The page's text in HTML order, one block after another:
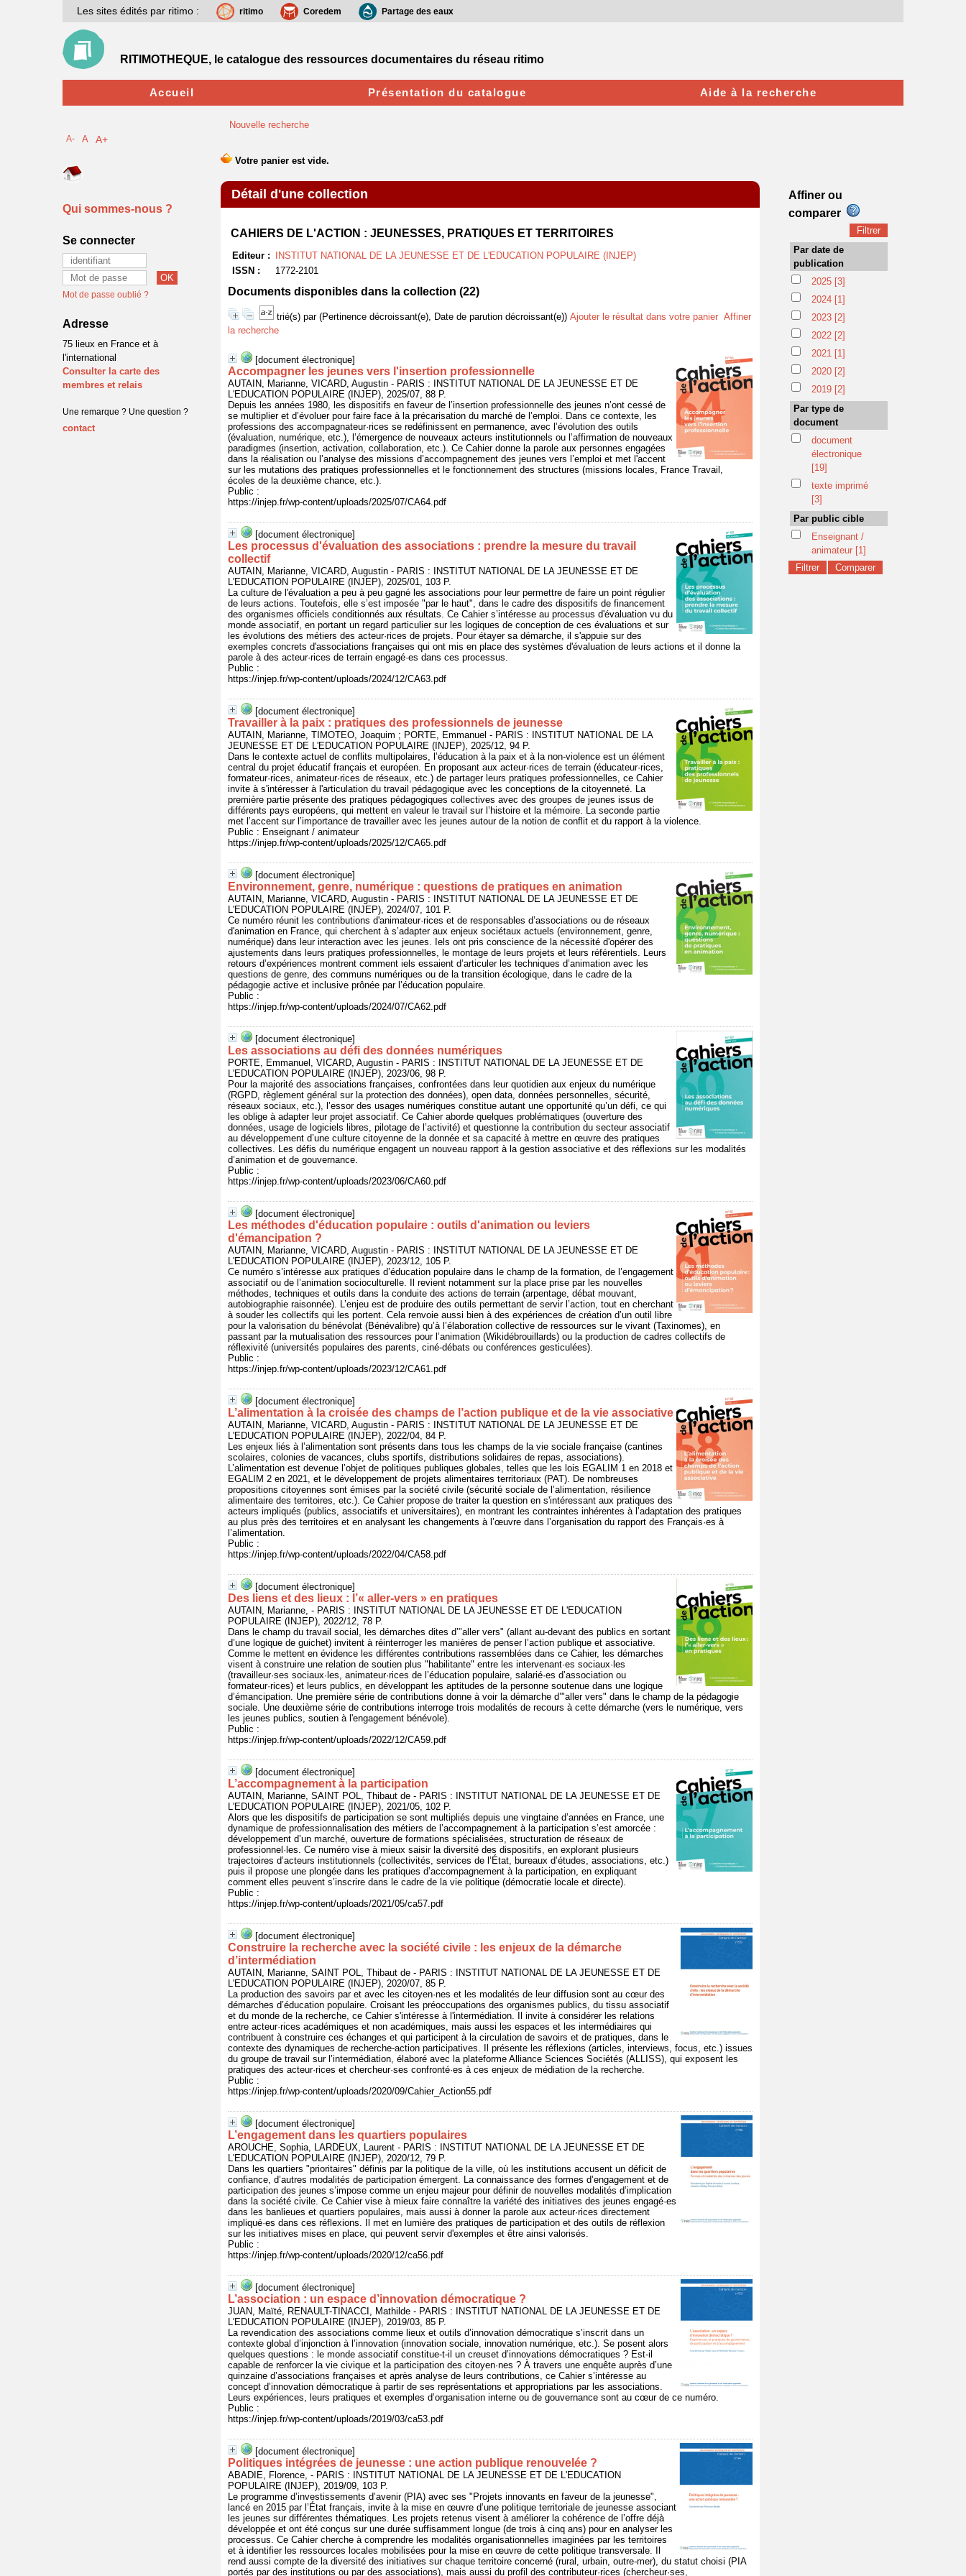
Nouvelle recherche
Détail d'une collection
CAHIERS DE L'ACTION : JEUNESSES, PRATIQUES ET TERRITOIRES
Editeur :
INSTITUT NATIONAL DE LA JEUNESSE ET DE L'EDUCATION POPULAIRE (INJEP)
ISSN :
1772-2101
Documents disponibles dans la collection (22)
trié(s) par (Pertinence décroissant(e), Date de parution décroissant(e)) Ajouter le résultat dans votre panier Affiner
la recherche
[document électronique]
Accompagner les jeunes vers l'insertion professionnelle
AUTAIN, Marianne, VICARD, Augustin - PARIS : INSTITUT NATIONAL DE LA JEUNESSE ET DE
L'EDUCATION POPULAIRE (INJEP), 2025/07, 88 P.
Depuis les années 1980, les dispositifs en faveur de l’insertion professionnelle des jeunes n’ont cessé de
se multiplier et d’évoluer pour faire face à la précarisation du marché de l’emploi. Dans ce contexte, les
professions des accompagnateur·rices se redéfinissent en permanence, avec l’évolution des outils
(évaluation, numérique, etc.), l’émergence de nouveaux acteurs institutionnels ou l’affirmation de nouveaux
paradigmes (insertion, activation, collaboration, etc.). Ce Cahier donne la parole aux personnes engagées
dans la réalisation ou l’analyse des missions d’accompagnement des jeunes vers l’emploi et met l'accent
sur les mutations des pratiques professionnelles et le fonctionnement des structures (missions locales, France Travail,
écoles de la deuxième chance, etc.).
Public :
https://injep.fr/wp-content/uploads/2025/07/CA64.pdf
[document électronique]
Les processus d'évaluation des associations : prendre la mesure du travail
collectif
AUTAIN, Marianne, VICARD, Augustin - PARIS : INSTITUT NATIONAL DE LA JEUNESSE ET DE
L'EDUCATION POPULAIRE (INJEP), 2025/01, 103 P.
La culture de l'évaluation a peu à peu gagné les associations pour leur permettre de faire un point régulier
de leurs actions. Toutefois, elle s’est imposée "par le haut", dans le cadre des dispositifs de financement
des organismes officiels conditionnés aux résultats. Ce Cahier s’intéresse au processus d'évaluation vu du
monde associatif, en portant un regard particulier sur les logiques de conception de ces évaluations et sur
les évolutions des métiers des acteur·rices de projets. Pour étayer sa démarche, il s'appuie sur des
exemples concrets d'associations françaises qui ont mis en place des systèmes d'évaluation de leurs actions et il donne la
parole à des acteur·rices de terrain engagé·es dans ces processus.
Public :
https://injep.fr/wp-content/uploads/2024/12/CA63.pdf
[document électronique]
Travailler à la paix : pratiques des professionnels de jeunesse
AUTAIN, Marianne, TIMOTEO, Joaquim ; PORTE, Emmanuel - PARIS : INSTITUT NATIONAL DE LA
JEUNESSE ET DE L'EDUCATION POPULAIRE (INJEP), 2025/12, 94 P.
Dans le contexte actuel de conflits multipolaires, l’éducation à la paix et à la non-violence est un élément
central du projet éducatif français et européen. En proposant aux acteur·rices de terrain (éducateur·rices,
formateur·rices, animateur·rices de réseaux, etc.) de partager leurs pratiques professionnelles, ce Cahier
invite à s'intéresser à l'articulation du travail pédagogique avec les conceptions de la citoyenneté. La
première partie présente des pratiques pédagogiques collectives avec des groupes de jeunes issus de
différents pays européens, qui mettent en valeur le travail sur l’histoire et la mémoire. La seconde partie
met l’accent sur l’importance de travailler avec les jeunes autour de la notion de conflit et du rapport à la violence.
Public : Enseignant / animateur
https://injep.fr/wp-content/uploads/2025/12/CA65.pdf
[document électronique]
Environnement, genre, numérique : questions de pratiques en animation
AUTAIN, Marianne, VICARD, Augustin - PARIS : INSTITUT NATIONAL DE LA JEUNESSE ET DE
L'EDUCATION POPULAIRE (INJEP), 2024/07, 101 P.
Ce numéro réunit les contributions d'animateur·rices et de responsables d’associations ou de réseaux
d'animation en France, qui cherchent à s’adapter aux enjeux sociétaux actuels (environnement, genre,
numérique) dans leur interaction avec les jeunes. Iels ont pris conscience de la nécessité d'opérer des
ajustements dans leurs pratiques professionnelles, le montage de leurs projets et leurs référentiels. Leurs
retours d’expériences montrent comment iels essaient d’articuler les techniques d’animation avec les
questions de genre, des communs numériques ou de la transition écologique, dans le cadre de la
pédagogie active et inclusive prônée par l’éducation populaire.
Public :
https://injep.fr/wp-content/uploads/2024/07/CA62.pdf
[document électronique]
Les associations au défi des données numériques
PORTE, Emmanuel, VICARD, Augustin - PARIS : INSTITUT NATIONAL DE LA JEUNESSE ET DE
L'EDUCATION POPULAIRE (INJEP), 2023/06, 98 P.
Pour la majorité des associations françaises, confrontées dans leur quotidien aux enjeux du numérique
(RGPD, règlement général sur la protection des données), open data, données personnelles, sécurité,
réseaux sociaux, etc.), l’essor des usages numériques constitue autant une opportunité qu’un défi, ce qui
les oblige à adapter leur projet associatif. Ce Cahier aborde quelques problématiques (ouverture des
données, usage de logiciels libres, pilotage de l’activité) et questionne la contribution du secteur associatif
au développement d’une culture citoyenne de la donnée et sa capacité à mettre en œuvre des pratiques
collectives. Les défis du numérique engagent un nouveau rapport à la gestion associative et des réflexions sur les modalités
d’animation et de gouvernance.
Public :
https://injep.fr/wp-content/uploads/2023/06/CA60.pdf
[document électronique]
Les méthodes d'éducation populaire : outils d'animation ou leviers
d'émancipation ?
AUTAIN, Marianne, VICARD, Augustin - PARIS : INSTITUT NATIONAL DE LA JEUNESSE ET DE
L'EDUCATION POPULAIRE (INJEP), 2023/12, 105 P.
Ce numéro s’intéresse aux pratiques d’éducation populaire dans le champ de la formation, de l’engagement
associatif ou de l’animation socioculturelle. Il revient notamment sur la place prise par les nouvelles
méthodes, techniques et outils dans la conduite des actions de terrain (arpentage, débat mouvant,
autobiographie raisonnée). L’enjeu est de produire des outils permettant de servir l’action, tout en cherchant
à souder les collectifs qui les portent. Cela renvoie aussi bien à des expériences de création d’un outil libre
pour la valorisation du bénévolat (Bénévalibre) qu’à l’élaboration collective de ressources sur le vivant (Taxinomes), en
passant par la mutualisation des ressources pour l’animation (Wikidébrouillards) ou la production de cadres collectifs de
réflexivité (universités populaires des parents, ciné-débats ou conférences gesticulées).
Public :
https://injep.fr/wp-content/uploads/2023/12/CA61.pdf
[document électronique]
L’alimentation à la croisée des champs de l’action publique et de la vie associative
AUTAIN, Marianne, VICARD, Augustin - PARIS : INSTITUT NATIONAL DE LA JEUNESSE ET DE
L'EDUCATION POPULAIRE (INJEP), 2022/04, 84 P.
Les enjeux liés à l’alimentation sont présents dans tous les champs de la vie sociale française (cantines
scolaires, colonies de vacances, clubs sportifs, distributions solidaires de repas, associations).
L’alimentation est devenue l’objet de politiques publiques globales, telles que les lois EGALIM 1 en 2018 et
EGALIM 2 en 2021, et le développement de projets alimentaires territoriaux (PAT). De nombreuses
propositions citoyennes sont émises par la société civile (sécurité sociale de l’alimentation, résilience
alimentaire des territoires, etc.). Ce Cahier propose de traiter la question en s'intéressant aux pratiques des
acteurs impliqués (publics, associatifs et universitaires), en montrant les contraintes inhérentes à l’adaptation des pratiques
au plus près des territoires et en analysant les changements à l’œuvre dans l’organisation du rapport des Français·es à
l’alimentation.
Public :
https://injep.fr/wp-content/uploads/2022/04/CA58.pdf
[document électronique]
Des liens et des lieux : l’« aller-vers » en pratiques
AUTAIN, Marianne, - PARIS : INSTITUT NATIONAL DE LA JEUNESSE ET DE L'EDUCATION
POPULAIRE (INJEP), 2022/12, 78 P.
Dans le champ du travail social, les démarches dites d’"aller vers" (allant au-devant des publics en sortant
d’une logique de guichet) invitent à réinterroger les manières de penser l’action publique et associative.
Comme le mettent en évidence les différentes contributions rassemblées dans ce Cahier, les démarches
visent à construire une relation de soutien plus "habilitante" entre les intervenant·es sociaux·les
(travailleur·ses sociaux·les, animateur·rices de l’éducation populaire, salarié·es d’association ou
formateur·rices) et leurs publics, en développant les aptitudes de la personne soutenue dans une logique
d’émancipation. Une première série de contributions donne à voir la démarche d’"aller vers" dans le champ de la pédagogie
sociale. Une deuxième série de contributions interroge trois modalités de recours à cette démarche (vers le numérique, vers
les jeunes publics, soutien à l'engagement bénévole).
Public :
https://injep.fr/wp-content/uploads/2022/12/CA59.pdf
[document électronique]
L’accompagnement à la participation
AUTAIN, Marianne, SAINT POL, Thibaut de - PARIS : INSTITUT NATIONAL DE LA JEUNESSE ET DE
L'EDUCATION POPULAIRE (INJEP), 2021/05, 102 P.
Alors que les dispositifs de participation se sont multipliés depuis une vingtaine d’années en France, une
dynamique de professionnalisation des métiers de l’accompagnement à la participation s’est amorcée :
développement d’un marché, ouverture de formations spécialisées, structuration de réseaux de
professionnel·les. Ce numéro vise à mieux saisir la diversité des dispositifs, en explorant plusieurs
trajectoires d’acteurs institutionnels (collectivités, services de l’État, bureaux d’études, associations, etc.)
puis il propose une plongée dans les pratiques d’accompagnement à la participation, en expliquant
comment elles peuvent s’inscrire dans le cadre de la vie politique (démocratie locale et directe).
Public :
https://injep.fr/wp-content/uploads/2021/05/ca57.pdf
[document électronique]
Construire la recherche avec la société civile : les enjeux de la démarche
d’intermédiation
AUTAIN, Marianne, SAINT POL, Thibaut de - PARIS : INSTITUT NATIONAL DE LA JEUNESSE ET DE
L'EDUCATION POPULAIRE (INJEP), 2020/07, 85 P.
La production des savoirs par et avec les citoyen·nes et les modalités de leur diffusion sont au cœur des
démarches d’éducation populaire. Croisant les préoccupations des organismes publics, du tissu associatif
et du monde de la recherche, ce Cahier s'intéresse à l'intermédiation. Il invite à considérer les relations
entre acteur·rices académiques et non académiques, mais aussi les espaces et les intermédiaires qui
contribuent à construire ces échanges et qui participent à la circulation de savoirs et de pratiques, dans le
contexte des dynamiques de recherche-action participatives. Il présente les réflexions (articles, interviews, focus, etc.) issues
du groupe de travail sur l’intermédiation, élaboré avec la plateforme Alliance Sciences Sociétés (ALLISS), qui exposent les
pratiques des acteur·rices et chercheur·ses confronté·es à ces enjeux de médiation de la recherche.
Public :
https://injep.fr/wp-content/uploads/2020/09/Cahier_Action55.pdf
[document électronique]
L’engagement dans les quartiers populaires
AROUCHE, Sophia, LARDEUX, Laurent - PARIS : INSTITUT NATIONAL DE LA JEUNESSE ET DE
L'EDUCATION POPULAIRE (INJEP), 2020/12, 79 P.
Dans les quartiers "prioritaires" définis par la politique de la ville, où les institutions accusent un déficit de
confiance, d’autres modalités de participation émergent. La connaissance des formes d’engagement et de
participation des jeunes s’impose comme un enjeu majeur pour définir de nouvelles modalités d’implication
dans la société civile. Ce Cahier vise à mieux faire connaître la variété des initiatives des jeunes engagé·es
dans les banlieues et quartiers populaires, mais aussi à donner la parole aux acteur·rices directement
impliqué·es dans ces réflexions. Il met en lumière des pratiques de participation et des outils de réflexion
sur les initiatives mises en place, qui peuvent servir d'exemples et être ainsi valorisés.
Public :
https://injep.fr/wp-content/uploads/2020/12/ca56.pdf
[document électronique]
L’association : un espace d’innovation démocratique ?
JUAN, Maïté, RENAULT-TINACCI, Mathilde - PARIS : INSTITUT NATIONAL DE LA JEUNESSE ET DE
L'EDUCATION POPULAIRE (INJEP), 2019/03, 85 P.
La revendication des associations comme lieux et outils d’innovation démocratique s’inscrit dans un
contexte global d’injonction à l’innovation (innovation sociale, innovation numérique, etc.). Se posent alors
quelques questions : le monde associatif constitue-t-il un creuset d’innovations démocratiques ? Est-il
capable de renforcer la vie civique et la participation des citoyen·nes ? À travers une enquête auprès d’une
quinzaine d’associations françaises et après analyse de leurs contributions, ce Cahier s’intéresse au
concept d’innovation démocratique à partir de ses représentations et appropriations par les associations.
Leurs expériences, leurs pratiques et exemples d’organisation interne ou de gouvernance sont au cœur de ce numéro.
Public :
https://injep.fr/wp-content/uploads/2019/03/ca53.pdf
[document électronique]
Politiques intégrées de jeunesse : une action publique renouvelée ?
ABADIE, Florence, - PARIS : INSTITUT NATIONAL DE LA JEUNESSE ET DE L'EDUCATION
POPULAIRE (INJEP), 2019/09, 103 P.
Le programme d’investissements d’avenir (PIA) avec ses "Projets innovants en faveur de la jeunesse",
lancé en 2015 par l’État français, invite à la mise en œuvre d’une politique territoriale de jeunesse associant
les jeunes sur différentes thématiques. Les projets retenus visent à améliorer la cohérence de l’offre déjà
développée et ont été conçus sur une durée suffisamment longue (de trois à cinq ans) pour en analyser les
processus. Ce Cahier cherche à comprendre les modalités organisationnelles imaginées par les territoires
et à identifier les ressources locales mobilisées pour la mise en œuvre de cette politique transversale. Il
rend aussi compte de la diversité des initiatives sur chaque territoire concerné (rural, urbain, outre-mer), du statut choisi (PIA
portés par des institutions ou par des associations), mais aussi du profil des contributeur·rices (chercheur·ses,
Les sites édités par ritimo : ritimo Coredem Partage des eaux
RITIMOTHEQUE, le catalogue des ressources documentaires du réseau ritimo
Accueil Présentation du catalogue Aide à la recherche
A- A A+
Qui sommes-nous ?
Se connecter
Mot de passe oublié ?
Adresse
75 lieux en France et à
l'international
Consulter la carte des
membres et relais
Une remarque ? Une question ?
contact
Affiner ou
comparer
Par date de
publication
2025 [3]
2024 [1]
2023 [2]
2022 [2]
2021 [1]
2020 [2]
2019 [2]
Par type de
document
document
électronique
[19]
texte imprimé
[3]
Par public cible
Enseignant /
animateur [1]